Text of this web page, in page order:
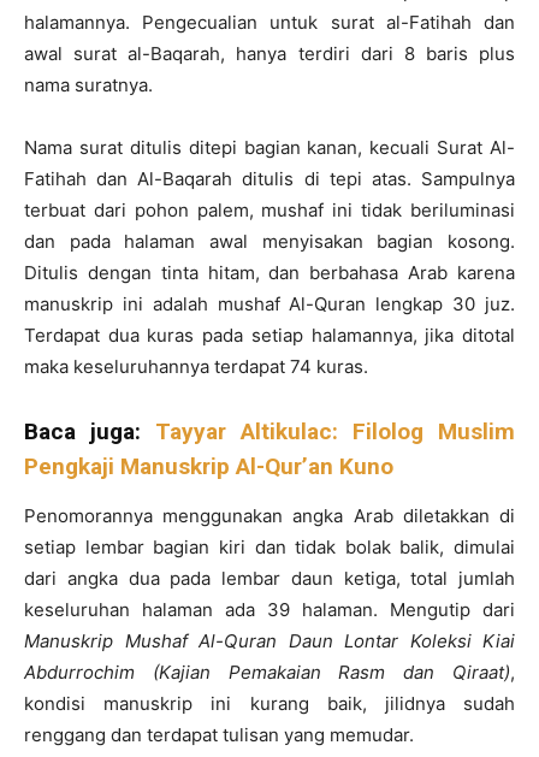
halamannya. Pengecualian untuk surat al-Fatihah dan
awal surat al-Baqarah, hanya terdiri dari 8 baris plus
nama suratnya.
Nama surat ditulis ditepi bagian kanan, kecuali Surat Al-
Fatihah dan Al-Baqarah ditulis di tepi atas. Sampulnya
terbuat dari pohon palem, mushaf ini tidak beriluminasi
dan pada halaman awal menyisakan bagian kosong.
Ditulis dengan tinta hitam, dan berbahasa Arab karena
manuskrip ini adalah mushaf Al-Quran lengkap 30 juz.
Terdapat dua kuras pada setiap halamannya, jika ditotal
maka keseluruhannya terdapat 74 kuras.
Baca juga: Tayyar Altikulac: Filolog Muslim
Pengkaji Manuskrip Al-Qur’an Kuno
Penomorannya menggunakan angka Arab diletakkan di
setiap lembar bagian kiri dan tidak bolak balik, dimulai
dari angka dua pada lembar daun ketiga, total jumlah
keseluruhan halaman ada 39 halaman. Mengutip dari
Manuskrip Mushaf Al-Quran Daun Lontar Koleksi Kiai
Abdurrochim (Kajian Pemakaian Rasm dan Qiraat),
kondisi manuskrip ini kurang baik, jilidnya sudah
renggang dan terdapat tulisan yang memudar.